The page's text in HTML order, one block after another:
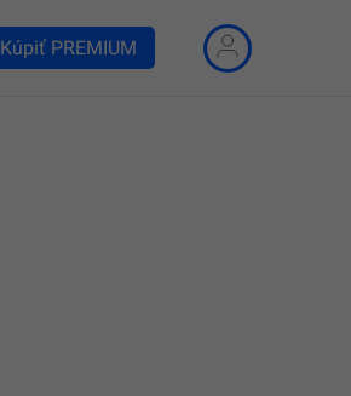
Kúpiť PREMIUM